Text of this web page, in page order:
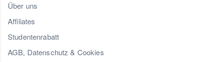
Über uns
Affiliates
Studentenrabatt
AGB, Datenschutz & Cookies